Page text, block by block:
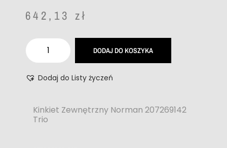
642,13 zł
DODAJ DO KOSZYKA
Dodaj do Listy życzeń
Kinkiet Zewnętrzny Norman 207269142
Trio